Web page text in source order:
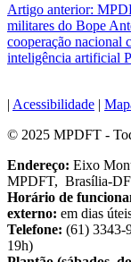
Artigo anterior:
militares do Bope
cooperação nacional
inteligência artificial
| Acessibilidade |
© 2025 MPDFT -
Endereço: Eixo
MPDFT, Brasília-
Horário de
externo: em dias
Telefone: (61) 3343-
19h)